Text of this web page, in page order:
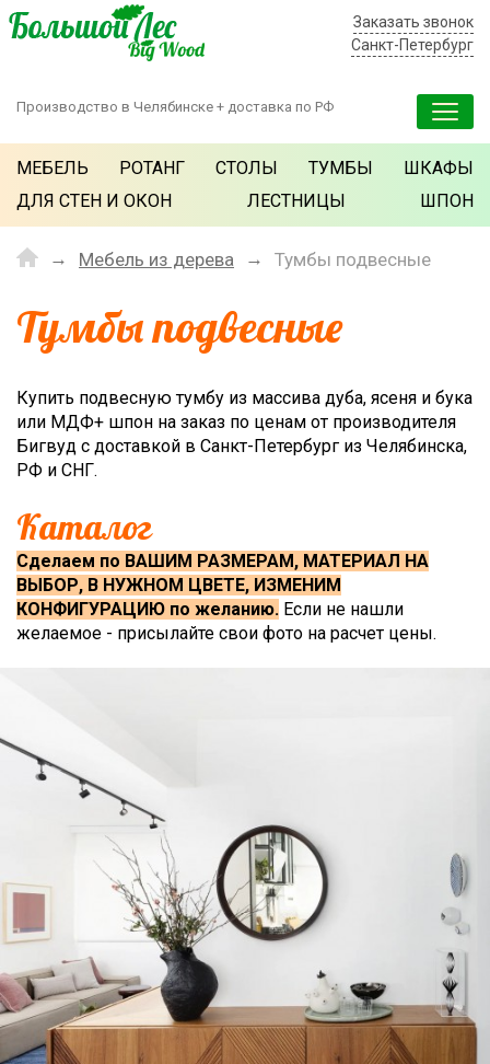
Производство в Челябинске + доставка по РФ
Заказать звонок
Санкт-Петербург
МЕБЕЛЬ РОТАНГ СТОЛЫ ТУМБЫ
ШКАФЫ
ДЛЯ СТЕН И ОКОН
ЛЕСТНИЦЫ ШПОН
Мебель из дерева Тумбы подвесные
Тумбы подвесные
Купить подвесную тумбу из массива дуба, ясеня и бука
или МДФ+ шпон на заказ по ценам от производителя
Бигвуд с доставкой в Санкт-Петербург из Челябинска,
РФ и СНГ.
Каталог
Сделаем по ВАШИМ РАЗМЕРАМ, МАТЕРИАЛ НА
ВЫБОР, В НУЖНОМ ЦВЕТЕ, ИЗМЕНИМ
КОНФИГУРАЦИЮ по желанию. Если не нашли
желаемое - присылайте свои фото на расчет цены.